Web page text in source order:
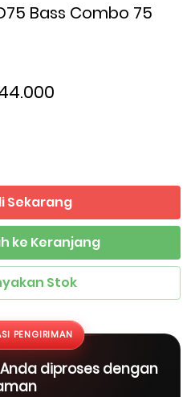
Bass Combo 75
Sekarang
ke Keranjang
Stok
PENGIRIMAN
diproses dengan